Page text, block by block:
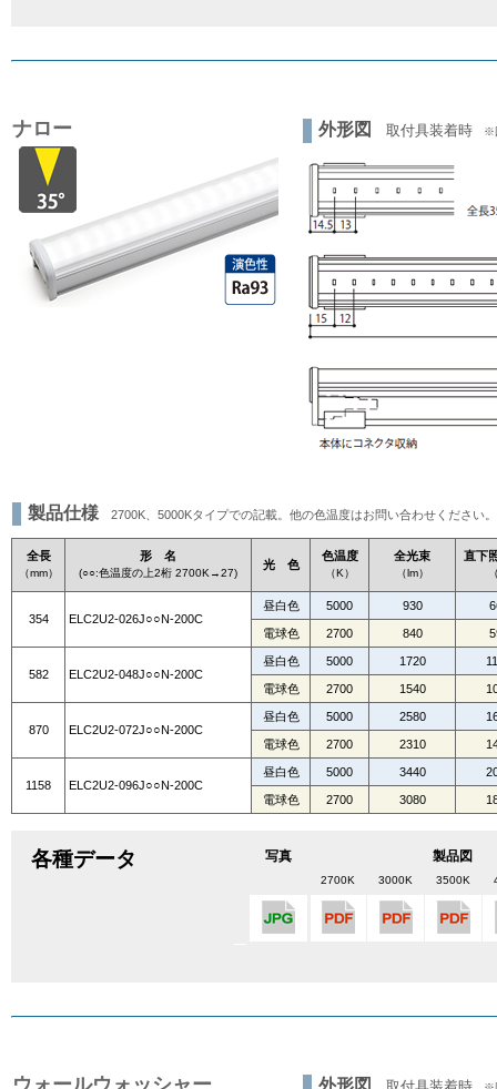
ナロー 外形図 取付具装着時 ※
製品仕様 2700K、5000Kタイプでの記載。他の色温度はお問い合わせください
全長
（mm）
形 名
(○○:色温度の上2桁 2700K→27)
光 色
色温度
（K）
全光束
（lm）
直下
354 ELC2U2-026J○○N-200C
昼白色 5000 930
電球色 2700 840
582 ELC2U2-048J○○N-200C
昼白色 5000 1720
電球色 2700 1540
870 ELC2U2-072J○○N-200C
昼白色 5000 2580
電球色 2700 2310
1158 ELC2U2-096J○○N-200C
昼白色 5000 3440
電球色 2700 3080
各種データ 写真 製品図
2700K 3000K 3500K